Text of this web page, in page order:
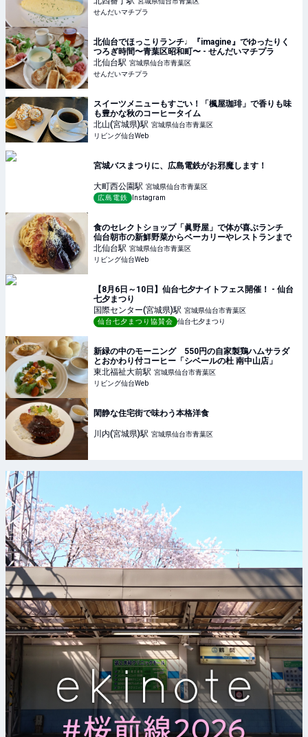
せんだいマチプラ
北仙台でほっこりランチ♩『imagine』でゆったりく
つろぎ時間〜青葉区昭和町〜 - せんだいマチプラ
北仙台駅 宮城県仙台市青葉区
せんだいマチプラ
スイーツメニューもすごい！「楓屋珈琲」で香りも味
も豊かな秋のコーヒータイム
北山(宮城県)駅 宮城県仙台市青葉区
リビング仙台Web
宮城バスまつりに、広島電鉄がお邪魔します！
大町西公園駅 宮城県仙台市青葉区
広島電鉄
Instagram
食のセレクトショップ「眞野屋」で体が喜ぶランチ
仙台朝市の新鮮野菜からベーカリーやレストランまで
北仙台駅 宮城県仙台市青葉区
リビング仙台Web
【8月6日～10日】仙台七夕ナイトフェス開催！ - 仙台
七夕まつり
国際センター(宮城県)駅 宮城県仙台市青葉区
仙台七夕まつり協賛会
仙台七夕まつり
新緑の中のモーニング 550円の自家製鶏ハムサラダ
とおかわり付コーヒー「シベールの杜 南中山店」
東北福祉大前駅 宮城県仙台市青葉区
リビング仙台Web
閑静な住宅街で味わう本格洋食
川内(宮城県)駅 宮城県仙台市青葉区